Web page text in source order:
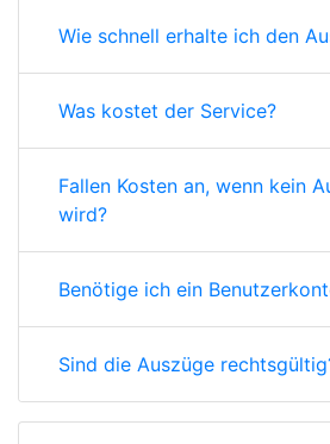
Wie schnell erhalte ich den
Was kostet der Service?
Fallen Kosten an, wenn kein
wird?
Benötige ich ein
Sind die Auszüge